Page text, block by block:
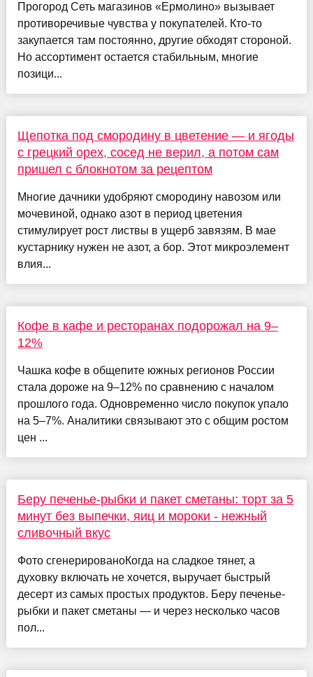
Прогород Сеть магазинов «Ермолино» вызывает
противоречивые чувства у покупателей. Кто-то
закупается там постоянно, другие обходят стороной.
Но ассортимент остается стабильным, многие
позици...
Щепотка под смородину в цветение — и ягоды
с грецкий орех, сосед не верил, а потом сам
пришел с блокнотом за рецептом
Многие дачники удобряют смородину навозом или
мочевиной, однако азот в период цветения
стимулирует рост листвы в ущерб завязям. В мае
кустарнику нужен не азот, а бор. Этот микроэлемент
влия...
Кофе в кафе и ресторанах подорожал на 9–
12%
Чашка кофе в общепите южных регионов России
стала дороже на 9–12% по сравнению с началом
прошлого года. Одновременно число покупок упало
на 5–7%. Аналитики связывают это с общим ростом
цен ...
Беру печенье-рыбки и пакет сметаны: торт за 5
минут без выпечки, яиц и мороки - нежный
сливочный вкус
Фото сгенерированоКогда на сладкое тянет, а
духовку включать не хочется, выручает быстрый
десерт из самых простых продуктов. Беру печенье-
рыбки и пакет сметаны — и через несколько часов
пол...